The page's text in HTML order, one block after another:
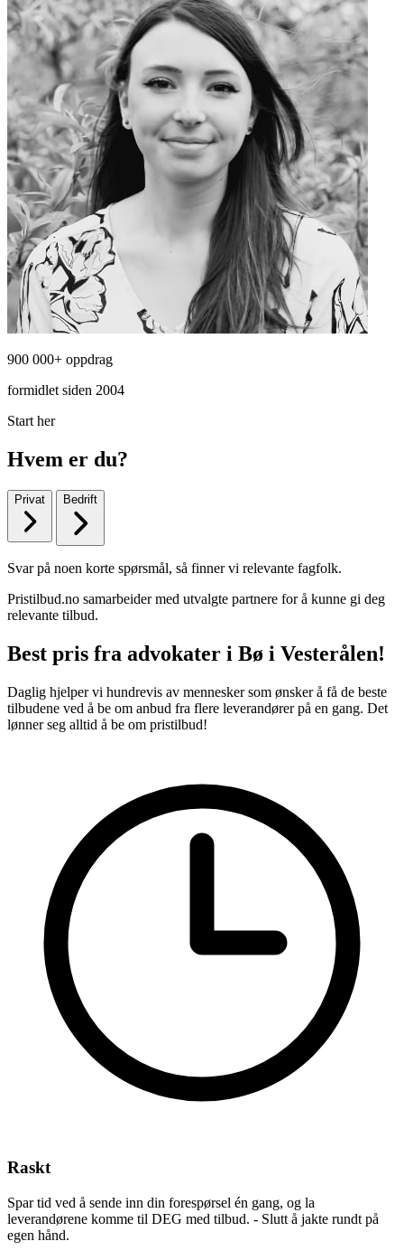
900 000+ oppdrag
formidlet siden 2004
Start her
Hvem er du?
Privat Bedrift
Svar på noen korte spørsmål, så finner vi relevante fagfolk.
Pristilbud.no samarbeider med utvalgte partnere for å kunne gi deg
relevante tilbud.
Best pris fra advokater i Bø i Vesterålen!
Daglig hjelper vi hundrevis av mennesker som ønsker å få de beste
tilbudene ved å be om anbud fra flere leverandører på en gang. Det
lønner seg alltid å be om pristilbud!
Raskt
Spar tid ved å sende inn din forespørsel én gang, og la
leverandørene komme til DEG med tilbud. - Slutt å jakte rundt på
egen hånd.